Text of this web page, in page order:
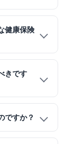
健康保険
きです
ですか？